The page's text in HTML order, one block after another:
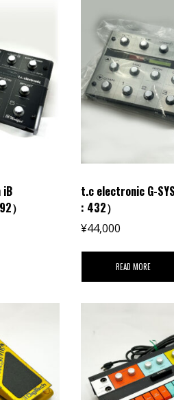
）
t.c electronic G-
: 432）
¥44,000
READ MORE